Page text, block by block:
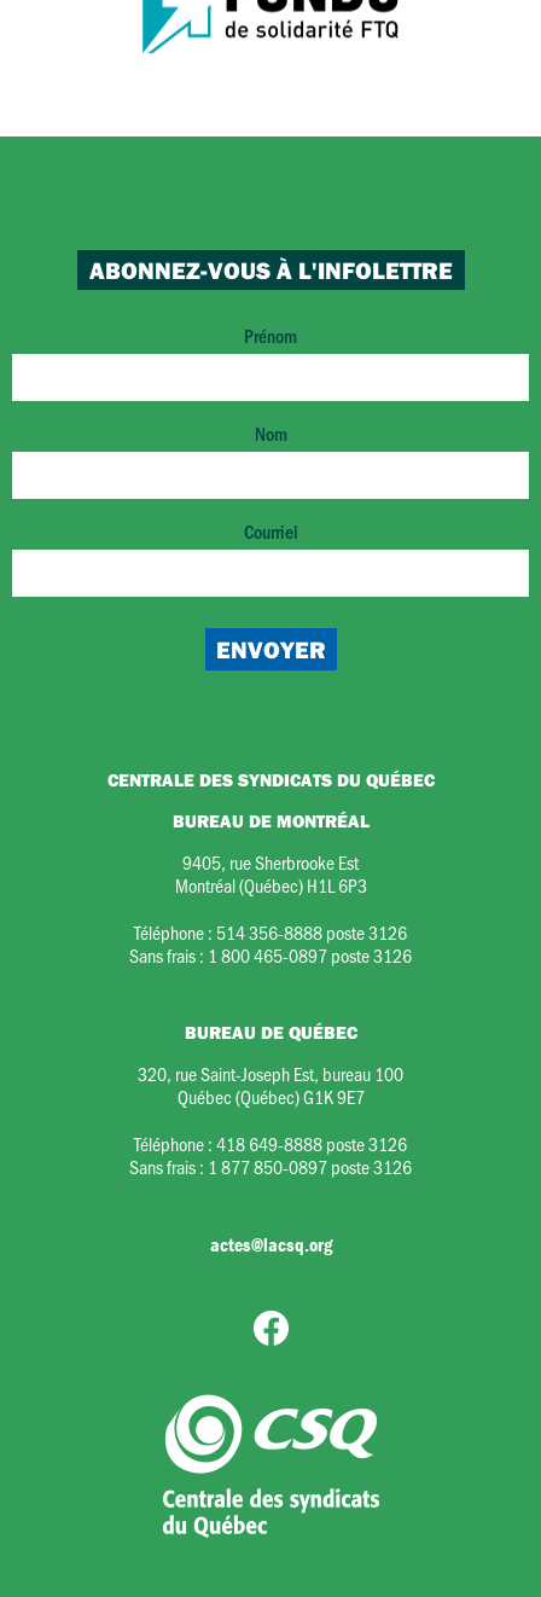
ABONNEZ-VOUS À L'INFOLETTRE
Prénom
Nom
Courriel
CENTRALE DES SYNDICATS DU QUÉBEC
BUREAU DE MONTRÉAL
9405, rue Sherbrooke Est
Montréal (Québec) H1L 6P3
Téléphone : 514 356-8888 poste 3126
Sans frais : 1 800 465-0897 poste 3126
BUREAU DE QUÉBEC
320, rue Saint-Joseph Est, bureau 100
Québec (Québec) G1K 9E7
Téléphone :418 649-8888 poste 3126
Sans frais : 1 877 850-0897 poste 3126
actes@lacsq.org